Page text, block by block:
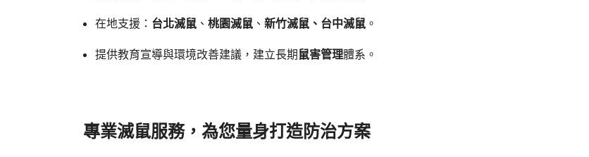
在地支援： 台北滅鼠 、桃園滅鼠 、新竹滅鼠 、 台中滅鼠 。
提供教育宣導與環境改善建議，建立長期 鼠害管理體系。
專業滅鼠服務，為您量身打造防治方案